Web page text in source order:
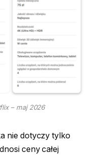
– maj 2026
nie dotyczy tylko
ceny całej